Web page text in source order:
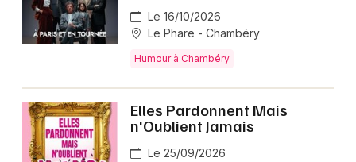
Le 16/10/2026
Le Phare - Chambéry
Humour à Chambéry
Elles Pardonnent Mais
n'Oublient Jamais
Le 25/09/2026